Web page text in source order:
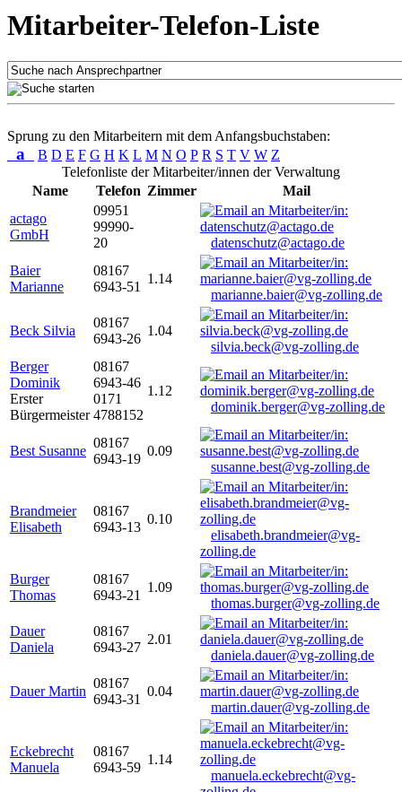
Mitarbeiter-Telefon-Liste
Sprung zu den Mitarbeitern mit dem Anfangsbuchstaben:
a B D E F G H K L M N O P R S T V W Z
Telefonliste der Mitarbeiter/innen der Verwaltung
Name
Telefon Zimmer
Mail
actago
GmbH
09951
99990-
20
datenschutz@actago.de
Baier
Marianne
08167
6943-51
1.14
marianne.baier@vg-zolling.de
Beck Silvia
08167
6943-26
1.04
silvia.beck@vg-zolling.de
Berger
Dominik
Erster
Bürgermeister
08167
6943-46
0171
4788152
1.12
dominik.berger@vg-zolling.de
Best Susanne
08167
6943-19
0.09
susanne.best@vg-zolling.de
Brandmeier
Elisabeth
08167
6943-13
0.10
elisabeth.brandmeier@vg-
zolling.de
Burger
Thomas
08167
6943-21
1.09
thomas.burger@vg-zolling.de
Dauer
Daniela
08167
6943-27
2.01
daniela.dauer@vg-zolling.de
Dauer Martin
08167
6943-31
0.04
martin.dauer@vg-zolling.de
Eckebrecht
Manuela
08167
6943-59
1.14
manuela.eckebrecht@vg-